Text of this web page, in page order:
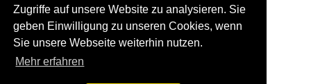
Zugriffe auf unsere Website zu analysieren. Sie
geben Einwilligung zu unseren Cookies, wenn
Sie unsere Webseite weiterhin nutzen.
Mehr erfahren
Keine Firma in "Leudersdorf" gefunden.
Sind Sie oder kennen Sie eine(n) Gay Treffpunkt in
Leudersdorf?Firma kostenlos hinzufügen